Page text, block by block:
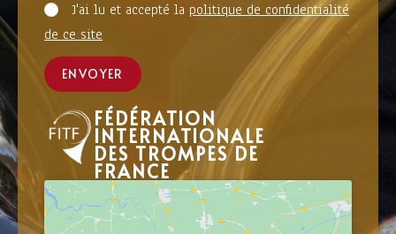
J'ai lu et accepté la politique de confidentialité
de ce site
ENVOYER
FÉDÉRATION
INTERNATIONALE
DES TROMPES DE
FRANCE